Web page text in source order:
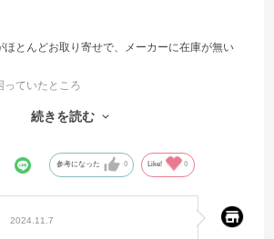
ほとんどお取り寄せで、メーカーに在庫が無い
っていたところ
プされておりその上から配送関係のシール等が
でした（直貼りされると、意外と剥がすのが
場合がある為）
続きを読む
参考になった 0 Like! 0
2024.11.7